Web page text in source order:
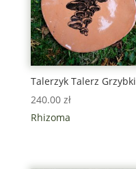
Talerzyk Talerz Grzybki
240.00 zł
Rhizoma